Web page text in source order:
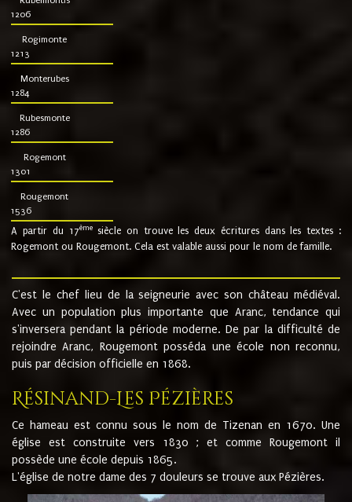
1206
Rogimonte
1213
Monterubes
1284
Rubesmonte
1286
Rogemont
1301
Rougemont
1536
A partir du 17ème siècle on trouve les deux écritures dans les textes :
Rogemont ou Rougemont. Cela est valable aussi pour le nom de famille.
C'est le chef lieu de la seigneurie avec son château médiéval.
Avec un population plus importante que Aranc, tendance qui
s'inversera pendant la période moderne. De par la difficulté de
rejoindre Aranc, Rougemont posséda une école non reconnu,
puis par décision officielle en 1868.
Résinand-Les Pézières
Ce hameau est connu sous le nom de Tizenan en 1670. Une
église est construite vers 1830 ; et comme Rougemont il
possède une école depuis 1865.
L'église de notre dame des 7 douleurs se trouve aux Pézières.